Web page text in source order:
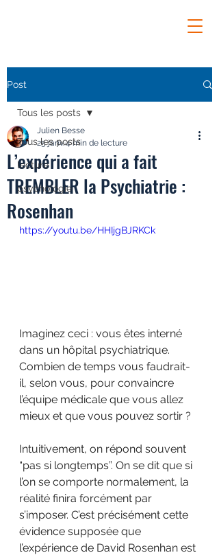
Post
Tous les posts
lecture
psychologie
Tous les posts
L’expérience qui a fait
TREMBLER la Psychiatrie :
Rosenhan
Julien Besse
25 janv.4 min de lecture
https://youtu.be/HHIjgBJRKCk
Imaginez ceci : vous êtes interné
dans un hôpital psychiatrique.
Combien de temps vous faudrait-
il, selon vous, pour convaincre
l’équipe médicale que vous allez
mieux et que vous pouvez sortir ?
Intuitivement, on répond souvent
“pas si longtemps”. On se dit que si
l’on se comporte normalement, la
réalité finira forcément par
s’imposer. C’est précisément cette
évidence supposée que
l’expérience de David Rosenhan est